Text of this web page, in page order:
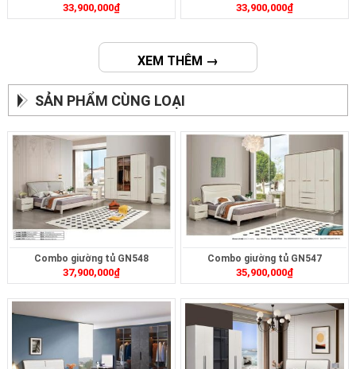
33,900,000₫ 33,900,000₫
XEM THÊM →
SẢN PHẨM CÙNG LOẠI
Combo giường tủ GN548
37,900,000₫
Combo giường tủ GN547
35,900,000₫